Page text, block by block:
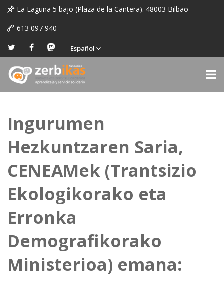
La Laguna 5 bajo (Plaza de la Cantera). 48003 Bilbao
613 097 940
Español
Ingurumen
Hezkuntzaren Saria,
CENEAMek (Trantsizio
Ekologikorako eta
Erronka
Demografikorako
Ministerioa) emana: